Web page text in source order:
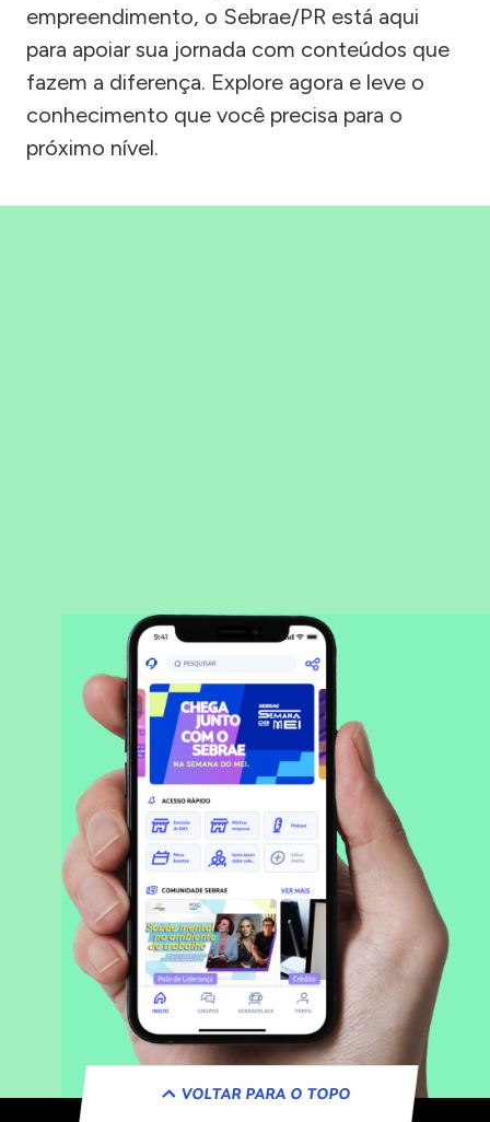
empreendimento, o Sebrae/PR está aqui
para apoiar sua jornada com conteúdos que
fazem a diferença. Explore agora e leve o
conhecimento que você precisa para o
próximo nível.
VOLTAR PARA O TOPO